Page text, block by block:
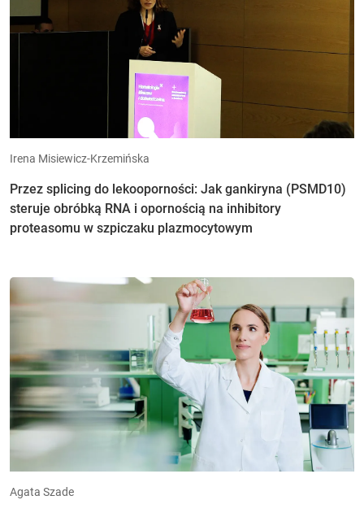
Irena Misiewicz-Krzemińska
Przez splicing do lekooporności: Jak gankiryna (PSMD10)
steruje obróbką RNA i opornością na inhibitory
proteasomu w szpiczaku plazmocytowym
Agata Szade